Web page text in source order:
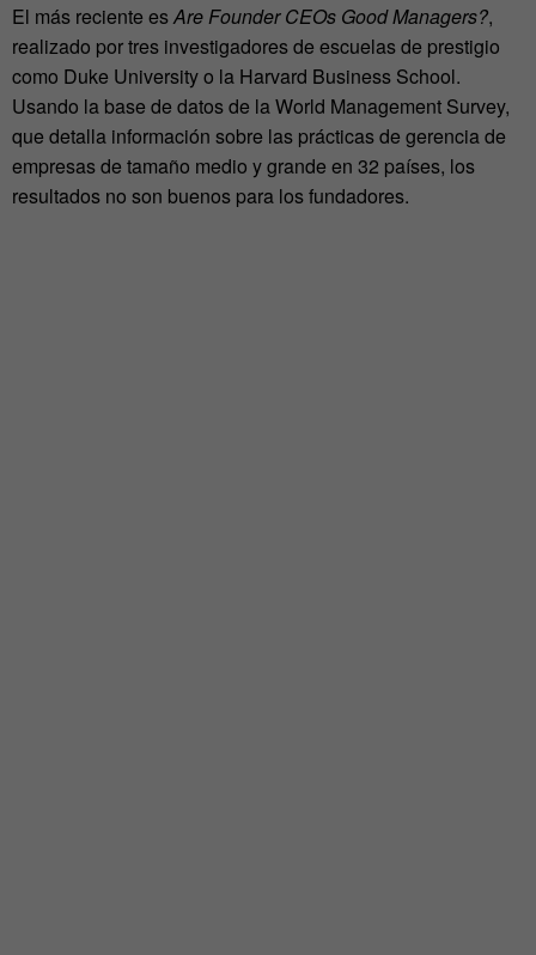
El más reciente esAre Founder CEOs Good Managers?,
realizado por tres investigadores de escuelas de prestigio
como Duke University o la Harvard Business School.
Usando la base de datos de la World Management Survey,
que detalla información sobre las prácticas de gerencia de
empresas de tamaño medio y grande en 32 países, los
resultados no son buenos para los fundadores.